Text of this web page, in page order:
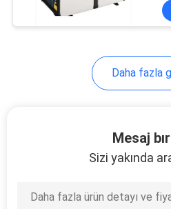
Isıtma ve
Daha fazla
Mesaj
Sizi yakında